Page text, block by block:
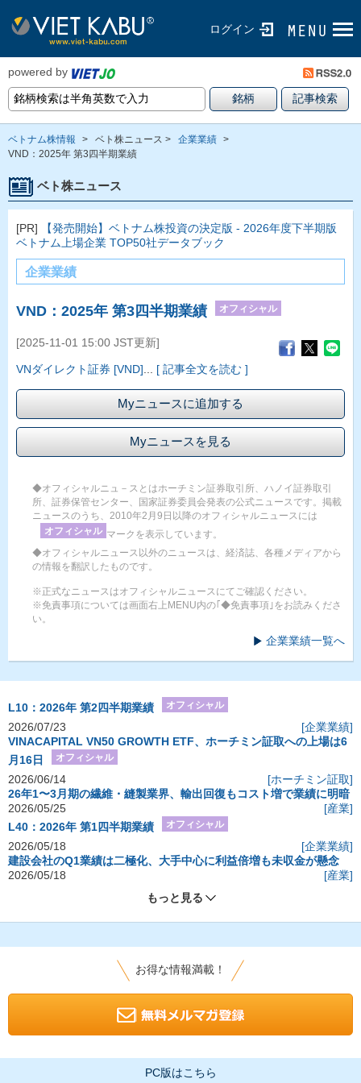
ログイン
powered by
ベトナム株情報 > ベト株ニュース > 企業業績 >
VND：2025年 第3四半期業績
ベト株ニュース
[PR]
【発売開始】ベトナム株投資の決定版 - 2026年度下半期版
ベトナム上場企業 TOP50社データブック
企業業績
VND：2025年 第3四半期業績 オフィシャル
[2025-11-01 15:00 JST更新]
VNダイレクト証券 [VND] [ 記事全文を読む ]
Myニュースに追加する
Myニュースを見る
◆オフィシャルニュ－スとはホーチミン証券取引所、ハノイ証券取引
所、証券保管センター、国家証券委員会発表の公式ニュースです。掲載
ニュースのうち、2010年2月9日以降のオフィシャルニュースには
オフィシャル マークを表示しています。
◆オフィシャルニュース以外のニュースは、経済誌、各種メディアから
の情報を翻訳したものです。
※正式なニュースはオフィシャルニュースにてご確認ください。
※免責事項については画面右上MENU内の｢◆免責事項｣をお読みくださ
い。
企業業績一覧へ
L10：2026年 第2四半期業績 オフィシャル
2026/07/23
[企業業績]
VINACAPITAL VN50 GROWTH ETF、ホーチミン証取への上場は6
月16日
オフィシャル
2026/06/14
[ホーチミン証取]
26年1〜3月期の繊維・縫製業界、輸出回復もコスト増で業績に明暗
2026/05/25
[産業]
L40：2026年 第1四半期業績
オフィシャル
2026/05/18
[企業業績]
建設会社のQ1業績は二極化、大手中心に利益倍増も未収金が懸念
2026/05/18
[産業]
もっと見る
お得な情報満載！
PC版はこちら